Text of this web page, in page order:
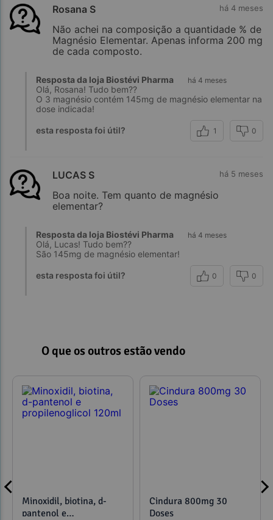
Referências Bibliográficas
Rosana S há 4 meses
Não achei na composição a quantidade % de
Magnésio Elementar. Apenas informa 200 mg
de cada composto.
Resposta da loja Biostévi Pharma há 4 meses
Olá, Rosana! Tudo bem??
O 3 magnésio contém 145mg de magnésio elementar na
dose indicada!
esta resposta foi útil? 1 0
LUCAS S há 5 meses
Boa noite. Tem quanto de magnésio
elementar?
Resposta da loja Biostévi Pharma há 4 meses
Olá, Lucas! Tudo bem??
São 145mg de magnésio elementar!
esta resposta foi útil? 0 0
O que os outros estão vendo
Minoxidil, biotina, d-
pantenol e
Cindura 800mg 30
Doses